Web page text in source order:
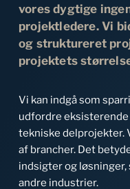
vores dygtige
projektledere. Vi
og struktureret
projektets
Vi kan indgå som
udfordre
tekniske delprojekter.
af brancher. Det
indsigter og
andre industrier.